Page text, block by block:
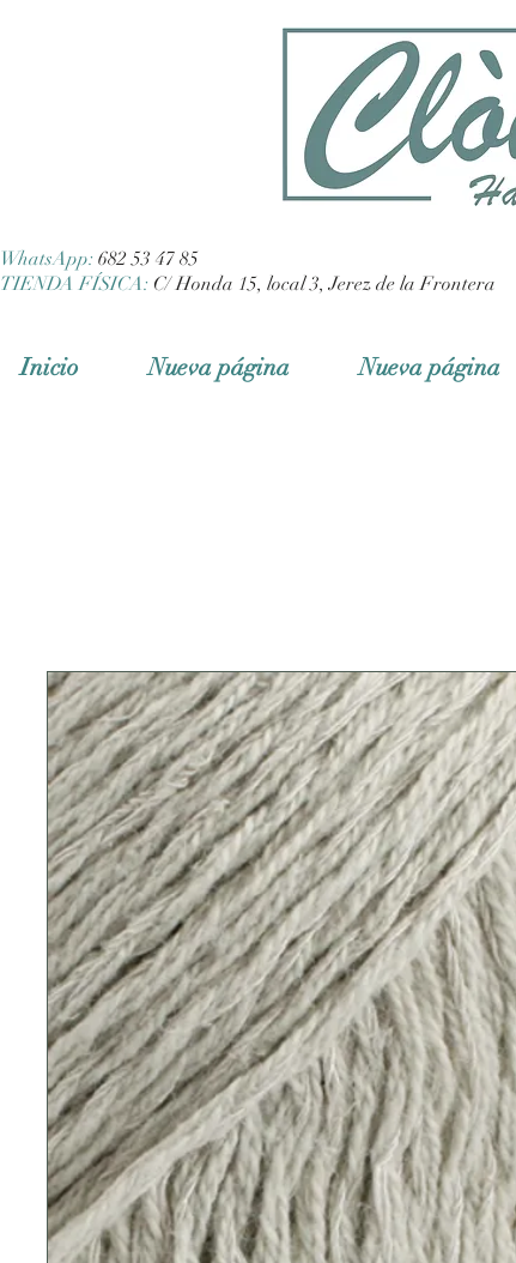
WhatsApp: 682 53 47 85
TIENDA FÍSICA: C/ Honda 15, local 3, Jerez de la Frontera
Inicio Nueva página Nueva página